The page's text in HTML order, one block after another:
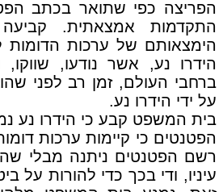
הפריצה כפי שתואר בכתב
התקדמות אמצאתית.
הימצאותם של ערכות הדומות
הידרו נע, אשר נודעו,
ברחבי העולם, זמן רב לפני
על ידי הידרו נע.
בית המשפט קבע כי הידרו נע
הפטנטים כי קיימות ערכות
רשם הפטנטים ניתנה מבלי
עיניו, ודי בכך כדי להורות על